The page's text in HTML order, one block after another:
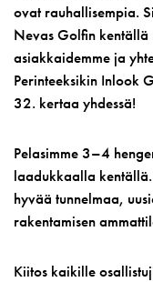
ovat rauhallisempia.
Nevas Golfin
asiakkaidemme ja
Perinteeksikin Inlook
32. kertaa yhdessä!
Pelasimme 3–4
laadukkaalla
hyvää tunnelmaa,
rakentamisen
Kiitos kaikille